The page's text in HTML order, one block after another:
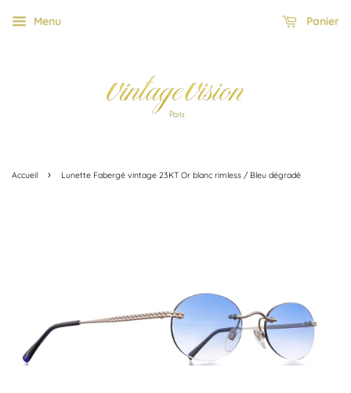
Menu Panier
Accueil › Lunette Fabergé vintage 23KT Or blanc rimless / Bleu dégradé